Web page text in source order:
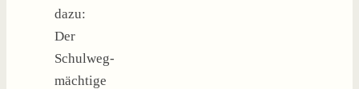
dazu:
Der
Schulweg-
mächtige